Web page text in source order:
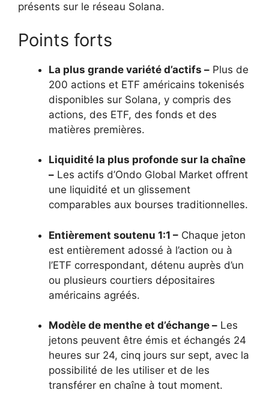
présents sur le réseau Solana.
Points forts
La plus grande variété d’actifs – Plus de
200 actions et ETF américains tokenisés
disponibles sur Solana, y compris des
actions, des ETF, des fonds et des
matières premières.
Liquidité la plus profonde sur la chaîne
– Les actifs d’Ondo Global Market offrent
une liquidité et un glissement
comparables aux bourses traditionnelles.
Entièrement soutenu 1:1 – Chaque jeton
est entièrement adossé à l’action ou à
l’ETF correspondant, détenu auprès d’un
ou plusieurs courtiers dépositaires
américains agréés.
Modèle de menthe et d’échange – Les
jetons peuvent être émis et échangés 24
heures sur 24, cinq jours sur sept, avec la
possibilité de les utiliser et de les
transférer en chaîne à tout moment.